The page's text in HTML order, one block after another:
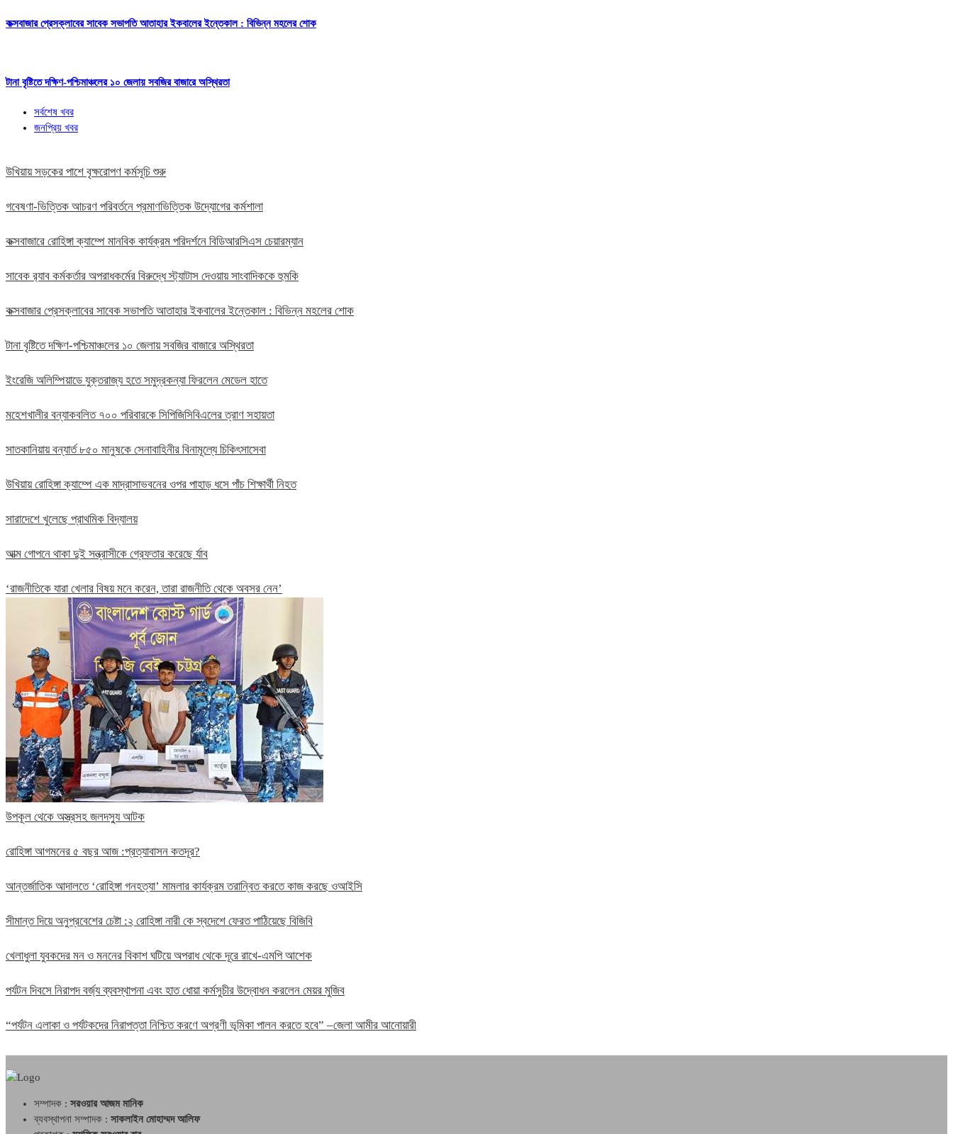
কক্সবাজার প্রেসক্লাবের সাবেক সভাপতি আতাহার ইকবালের ইন্তেকাল : বিভিন্ন মহলের শোক
টানা বৃষ্টিতে দক্ষিণ-পশ্চিমাঞ্চলের ১০ জেলায় সবজির বাজারে অস্থিরতা
সর্বশেষ খবর
জনপ্রিয় খবর
উখিয়ায় সড়কের পাশে বৃক্ষরোপণ কর্মসূচি শুরু
গবেষণা-ভিত্তিক আচরণ পরিবর্তনে প্রমাণভিত্তিক উদ্যোগের কর্মশালা
কক্সবাজারে রোহিঙ্গা ক্যাম্পে মানবিক কার্যক্রম পরিদর্শনে বিডিআরসিএস চেয়ারম্যান
সাবেক র‍্যাব কর্মকর্তার অপরাধকর্মের বিরুদ্ধে স্ট্যাটাস দেওয়ায় সাংবাদিককে হুমকি
কক্সবাজার প্রেসক্লাবের সাবেক সভাপতি আতাহার ইকবালের ইন্তেকাল : বিভিন্ন মহলের শোক
টানা বৃষ্টিতে দক্ষিণ-পশ্চিমাঞ্চলের ১০ জেলায় সবজির বাজারে অস্থিরতা
ইংরেজি অলিম্পিয়াডে যুক্তরাজ্য হতে সমুদ্রকন্যা ফিরলেন মেডেল হাতে
মহেশখালীর বন্যাকবলিত ৭০০ পরিবারকে সিপিজিসিবিএলের ত্রাণ সহায়তা
সাতকানিয়ায় বন্যার্ত ৮৫০ মানুষকে সেনাবাহিনীর বিনামূল্যে চিকিৎসাসেবা
উখিয়ায় রোহিঙ্গা ক্যাম্পে এক মাদ্রাসাভবনের ওপর পাহাড় ধসে পাঁচ শিক্ষার্থী নিহত
সারাদেশে খুলেছে প্রাথমিক বিদ্যালয়
আত্ম গোপনে থাকা দুই সন্ত্রাসীকে গ্রেফতার করেছে র্যাব
‘রাজনীতিকে যারা খেলার বিষয় মনে করেন, তারা রাজনীতি থেকে অবসর নেন’
উপকূল থেকে অস্ত্রসহ জলদস্যু আটক
রোহিঙ্গা আগমনের ৫ বছর আজ :প্রত্যাবাসন কতদূর?
আন্তর্জাতিক আদালতে ‘রোহিঙ্গা গনহত্যা’ মামলার কার্যক্রম তরান্বিত করতে কাজ করছে ওআইসি
সীমান্ত দিয়ে অনুপ্রবেশের চেষ্টা :২ রোহিঙ্গা নারী কে স্বদেশে ফেরত পাঠিয়েছে বিজিবি
খেলাধুলা যুবকদের মন ও মননের বিকাশ ঘটিয়ে অপরাধ থেকে দূরে রাখে-এমপি আশেক
পর্যটন দিবসে নিরাপদ বর্জ্য ব্যবস্থাপনা এবং হাত ধোয়া কর্মসুচীর উদ্বোধন করলেন মেয়র মুজিব
“পর্যটন এলাকা ও পর্যটকদের নিরাপত্তা নিশ্চিত করণে অগ্রণী ভূমিকা পালন করতে হবে” –জেলা আমীর আনোয়ারী
সম্পাদক : সরওয়ার আজম মানিক
ব্যবস্থাপনা সম্পাদক : সাকলাইন মোহাম্মদ আলিফ